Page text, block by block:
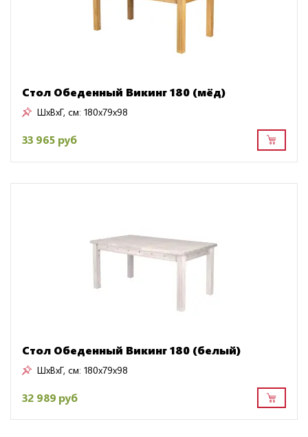
Стол Обеденный Викинг 180 (мёд)
ШxВxГ, см: 180x79x98
33 965 руб
Стол Обеденный Викинг 180 (белый)
ШxВxГ, см: 180x79x98
32 989 руб